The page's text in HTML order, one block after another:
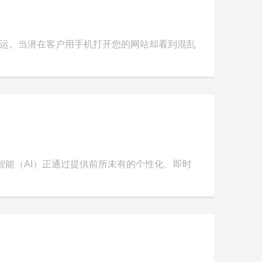
。当潜在客户用手机打开您的网站却看到混乱
（AI）正通过提供前所未有的个性化、即时